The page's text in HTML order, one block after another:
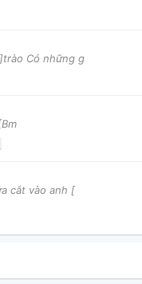
Có những g
cắt vào anh [